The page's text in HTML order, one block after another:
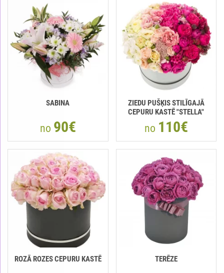
SABINA
no 90€
ZIEDU PUŠĶIS STILĪGAJĀ
CEPURU KASTĒ "STELLA"
no 110€
ROZĀ ROZES CEPURU KASTĒ TERĒZE